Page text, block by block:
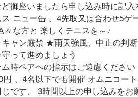
御座いましたら申し込み時に記入
ニュー缶 、4先取又は合わせ5ゲ
々な方と 楽しくテニスを～♪
ン厳禁 ★雨天強風、中止の判断
って進めましょう
時ペアへの指示はご遠慮くださ
円 、4名以下でも開催 オムニコ
です、 3時間以上の申し込みをお